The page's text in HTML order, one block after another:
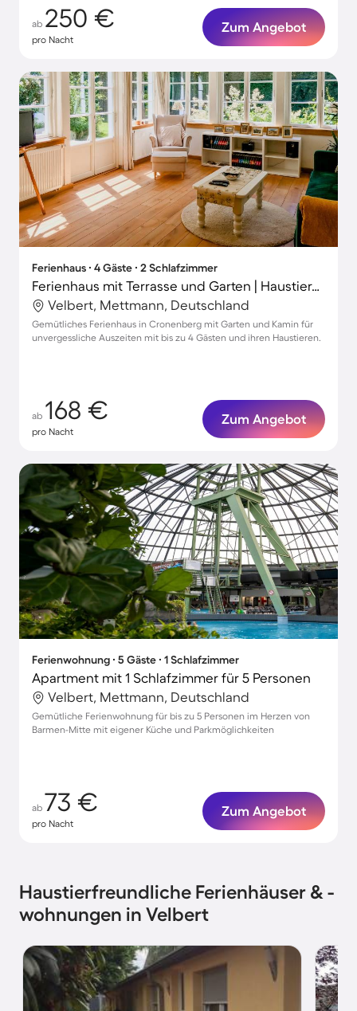
ab 250 €
pro Nacht
Zum Angebot
Ferienhaus ∙ 4 Gäste ∙ 2 Schlafzimmer
Ferienhaus mit Terrasse und Garten | Haustiere sind willkommen
Velbert, Mettmann, Deutschland
Gemütliches Ferienhaus in Cronenberg mit Garten und Kamin für
unvergessliche Auszeiten mit bis zu 4 Gästen und ihren Haustieren.
ab 168 €
pro Nacht
Zum Angebot
Ferienwohnung ∙ 5 Gäste ∙ 1 Schlafzimmer
Apartment mit 1 Schlafzimmer für 5 Personen
Velbert, Mettmann, Deutschland
Gemütliche Ferienwohnung für bis zu 5 Personen im Herzen von
Barmen-Mitte mit eigener Küche und Parkmöglichkeiten
ab 73 €
pro Nacht
Zum Angebot
Haustierfreundliche Ferienhäuser & -
wohnungen in Velbert